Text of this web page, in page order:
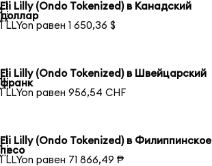
Eli Lilly (Ondo Tokenized) в Канадский
доллар
1 LLYon равен 1 650,36 $
Eli Lilly (Ondo Tokenized) в Швейцарский
франк
1 LLYon равен 956,54 CHF
Eli Lilly (Ondo Tokenized) в Филиппинское
песо
1 LLYon равен 71 866,49 ₱